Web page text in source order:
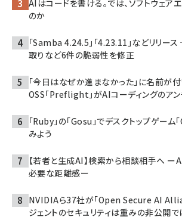
AIはコードを書ける。では、ソフトウェア
のか
「Samba 4.24.5」「4.23.11」などリリー
取りなど6件の脆弱性を修正
「今日はなぜか進まなかった」に名前が
OSS「Preflight」がAIコーディングのア
「Ruby」の「Gosu」でデスクトップゲーム
みよう
【若者と生成AI】検索から相談相手へ ー
必要な距離感ー
NVIDIAら37社が「Open Secure AI
ジェントのセキュリティは重みの非公開